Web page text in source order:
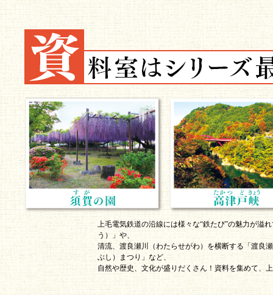
上毛電気鉄道の沿線には様々な“鉄たび”の魅力が溢
う）」や、
清流、渡良瀬川（わたらせがわ）を横断する「渡良
ぶし）まつり」など、
自然や歴史、文化が盛りだくさん！資料を集めて、